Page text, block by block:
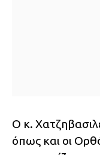
Ο κ.
όπως και οι